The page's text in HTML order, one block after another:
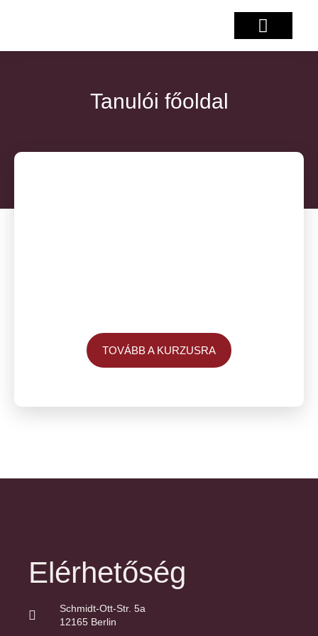
Tanulói főoldal
TOVÁBB A KURZUSRA
Elérhetőség
Schmidt-Ott-Str. 5a
12165 Berlin